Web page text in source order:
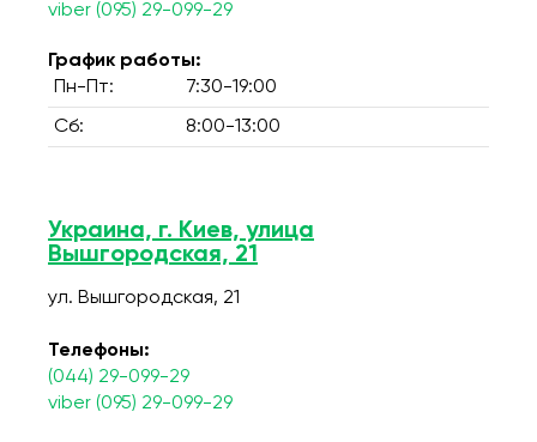
viber (095) 29-099-29
График работы:
Пн-Пт:
7:30-19:00
Сб: 8:00-13:00
Украина, г. Киев, улица
Вышгородская, 21
ул. Вышгородская, 21
Телефоны:
(044) 29-099-29
viber (095) 29-099-29